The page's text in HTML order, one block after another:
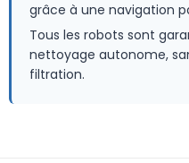
grâce à une navigation
Tous les robots sont
nettoyage autonome,
filtration.